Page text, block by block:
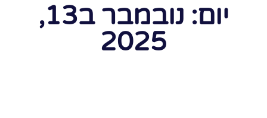
יום: נובמבר ב13,
2025